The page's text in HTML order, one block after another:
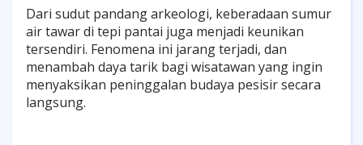
Dari sudut pandang arkeologi, keberadaan sumur
air tawar di tepi pantai juga menjadi keunikan
tersendiri. Fenomena ini jarang terjadi, dan
menambah daya tarik bagi wisatawan yang ingin
menyaksikan peninggalan budaya pesisir secara
langsung.